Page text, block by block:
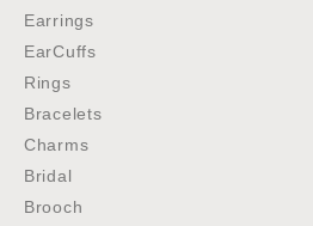
Earrings
EarCuffs
Rings
Bracelets
Charms
Bridal
Brooch